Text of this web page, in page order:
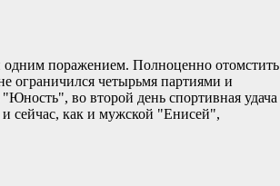
поражением. Полноценно отомстить
ограничился четырьмя партиями и
во второй день спортивная удача
и сейчас, как и мужской "Енисей",